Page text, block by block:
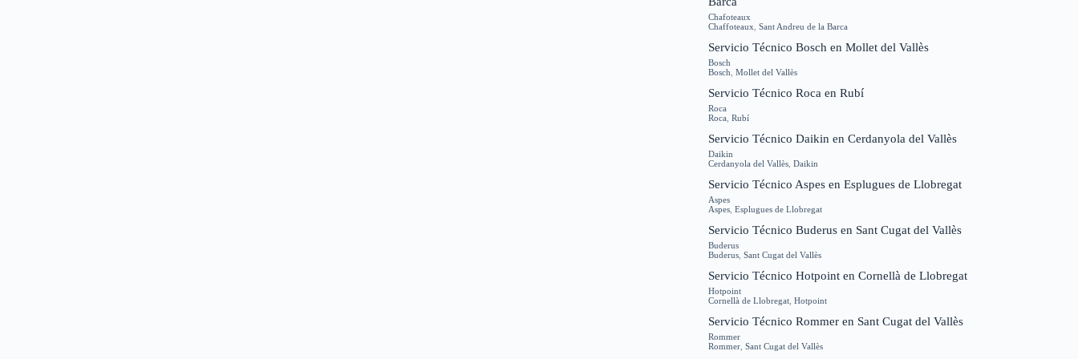
Chafoteaux
Chaffoteaux ,Sant Andreu de la Barca
Servicio Técnico Bosch en Mollet del Vallès
Bosch
Bosch ,Mollet del Vallès
Servicio Técnico Roca en Rubí
Roca
Roca ,Rubí
Servicio Técnico Daikin en Cerdanyola del Vallès
Daikin
Cerdanyola del Vallès ,Daikin
Servicio Técnico Aspes en Esplugues de Llobregat
Aspes
Aspes ,Esplugues de Llobregat
Servicio Técnico Buderus en Sant Cugat del Vallès
Buderus
Buderus ,Sant Cugat del Vallès
Servicio Técnico Hotpoint en Cornellà de Llobregat
Hotpoint
Cornellà de Llobregat ,Hotpoint
Servicio Técnico Rommer en Sant Cugat del Vallès
Rommer
Rommer ,Sant Cugat del Vallès